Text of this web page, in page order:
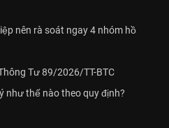
nên rà soát ngay 4 nhóm hồ
Tư 89/2026/TT-BTC
như thế nào theo quy định?